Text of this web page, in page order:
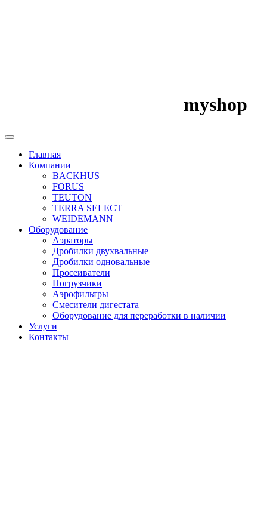
myshop
Главная
Компании
BACKHUS
FORUS
TEUTON
TERRA SELECT
WEIDEMANN
Оборудование
Аэраторы
Дробилки двухвальные
Дробилки одновальные
Просеиватели
Погрузчики
Аэрофильтры
Смесители дигестата
Оборудование для переработки в наличии
Услуги
Контакты